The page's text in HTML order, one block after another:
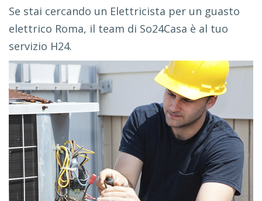
Se stai cercando un Elettricista per un guasto
elettrico Roma, il team di So24Casa è al tuo
servizio H24.